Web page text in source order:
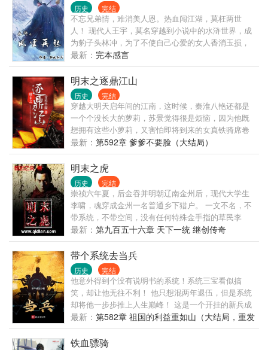
秦！
历史 完结
不忘兄弟情，难消美人恩。热血闯江湖，莫枉两世
人！ 现代人王宇，莫名穿越到小说中的水浒世界，成
为豹子头林冲，为了不使自己心爱的女人香消玉损，
为了不让梁山兄弟悲剧重演，毅然决定逆天改命。结
兄弟，交豪杰，杀恶人，锄奸臣，三败高俅，五败方
腊，杀田虎，斩王庆，横扫辽，金，兄弟齐心，开创
一片前所未有的辉煌！ 天罡尽已归天界， 地煞还应入
地中。 千古为神皆庙食， 万年青史播英雄。
最新： 完本感言
明末之逐鼎江山
历史 完结
穿越大明天启年间的江南，这时候，秦淮八艳还都是
一个个没长大的萝莉，苏景觉得很是烦恼，因为他既
想拥有这些小萝莉，又害怕即将到来的女真铁骑席卷
江南，坏了他的一场好梦。更可恶的是，他这个混混
还一路混到了高位，斗东林、诛倭寇、抗女真、灭魏
忠贤。文人士子称他为伪君子、真小人，那些祸国殃
民的奸人对他恨之入骨！且看苏景如何......
最新： 第592章 爹爹不要脸（大结局）
明末之虎
历史 完结
崇祯六年夏，后金吞并明朝辽南金州后，现代大学生
李啸，魂穿成金州一名普通乡下猎户。 一文不名，不
带系统，不带空间，没有任何特殊金手指的草民李
啸，该怎样在这明末乱世，走出自已的生存与发展之
路。 战辽西，征宣府，据山东，筑高城，拓海
疆。。。。。。 在这明末的黑暗时刻，且看穿越而来
的李啸，如何为神州社稷，为华夏百姓，立下这昭昭
功业，打拼出朗朗乾坤！ 男儿只手将天补，刀马所至
皆汉土！
最新： 第九百五十六章 天下一统 继创传奇
带个系统去当兵
历史 完结
他意外得到个没有说明书的系统！系统三宝看似搞
笑，却让他无往不利！ 他只想混两年退伍，但是系统
却将他一步步推上人生巅峰！ 这是一个开挂的新兵成
长为特种兵的故事！ 现代军事！有日常，有战争，有
搞笑，有装比！有爱情！有兄弟！ 新书《全民神
兵》。 加群：936457960
最新： 第582章 祖国的利益重如山（大结局，重发
待删，看过不订。）
铁血骠骑